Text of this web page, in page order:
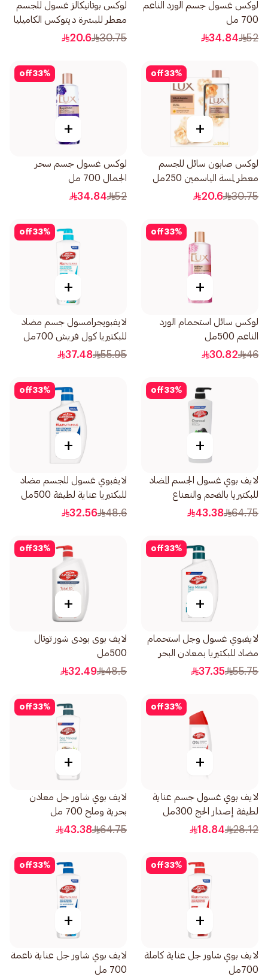
لوكس غسول جسم الورد الناعم
700 مل
52
34.84
لوكس بوتانيكالز غسول للجسم
معطر للبشرة ديتوكس الكاميليا
والصبار 250مل
30.75
20.6
33%
off
+
لوكس صابون سائل للجسم
معطر لمسة الياسمين 250مل
30.75
20.6
33%
off
+
لوكس غسول جسم سحر
الجمال 700 مل
52
34.84
33%
off
+
لوكس سائل استحمام الورد
الناعم 500مل
46
30.82
33%
off
+
لايفبويجرامسول جسم مضاد
للبكتيريا كول فريش 700مل
55.95
37.48
33%
off
+
لايف بوي غسول الجسم المضاد
للبكتيريا بالفحم والنعناع
700مل
64.75
43.38
33%
off
+
لايفبوي غسول للجسم مضاد
للبكتيريا عناية لطيفة 500مل
48.6
32.56
33%
off
+
لايفبوي غسول وجل استحمام
مضاد للبكتيريا بمعادن البحر
500مل
55.75
37.35
33%
off
+
لايف بوى بودى شور توتال
500مل
48.5
32.49
33%
off
+
لايف بوي غسول جسم عناية
لطيفة إصدار الحج 300مل
28.12
18.84
33%
off
+
لايف بوي شاور جل معادن
بحرية وملح 700 مل
64.75
43.38
33%
off
+
لايف بوي شاور جل عناية كاملة
700مل
33%
off
+
لايف بوي شاور جل عناية ناعمة
700 مل